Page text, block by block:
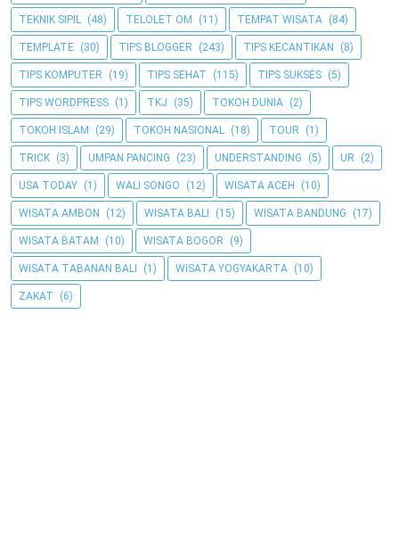
TEKNIK SIPIL (48) TELOLET OM (11) TEMPAT WISATA (84)
TEMPLATE (30) TIPS BLOGGER (243) TIPS KECANTIKAN (8)
TIPS KOMPUTER (19) TIPS SEHAT (115) TIPS SUKSES (5)
TIPS WORDPRESS (1) TKJ (35) TOKOH DUNIA (2)
TOKOH ISLAM (29) TOKOH NASIONAL (18) TOUR (1)
TRICK (3) UMPAN PANCING (23) UNDERSTANDING (5) UR (2)
USA TODAY (1) WALI SONGO (12) WISATA ACEH (10)
WISATA AMBON (12) WISATA BALI (15) WISATA BANDUNG (17)
WISATA BATAM (10) WISATA BOGOR (9)
WISATA TABANAN BALI (1) WISATA YOGYAKARTA (10)
ZAKAT (6)